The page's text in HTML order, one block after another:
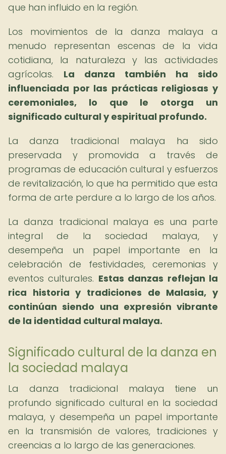
que han influido en la región.
Los movimientos de la danza malaya a
menudo representan escenas de la vida
cotidiana, la naturaleza y las actividades
agrícolas. La danza también ha sido
influenciada por las prácticas religiosas y
ceremoniales, lo que le otorga un
significado cultural y espiritual profundo.
La danza tradicional malaya ha sido
preservada y promovida a través de
programas de educación cultural y esfuerzos
de revitalización, lo que ha permitido que esta
forma de arte perdure a lo largo de los años.
La danza tradicional malaya es una parte
integral de la sociedad malaya, y
desempeña un papel importante en la
celebración de festividades, ceremonias y
eventos culturales. Estas danzas reflejan la
rica historia y tradiciones de Malasia, y
continúan siendo una expresión vibrante
de la identidad cultural malaya.
Significado cultural de la danza en
la sociedad malaya
La danza tradicional malaya tiene un
profundo significado cultural en la sociedad
malaya, y desempeña un papel importante
en la transmisión de valores, tradiciones y
creencias a lo largo de las generaciones.